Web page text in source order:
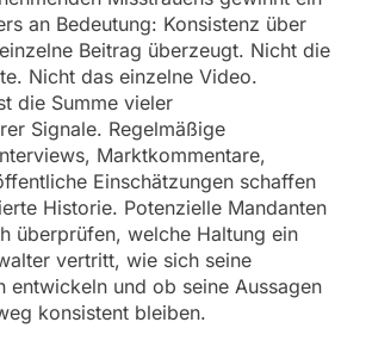
an Bedeutung: Konsistenz über
Beitrag überzeugt. Nicht die
Nicht das einzelne Video.
die Summe vieler
Signale. Regelmäßige
Marktkommentare,
Einschätzungen schaffen
Historie. Potenzielle Mandanten
überprüfen, welche Haltung ein
vertritt, wie sich seine
entwickeln und ob seine Aussagen
konsistent bleiben.